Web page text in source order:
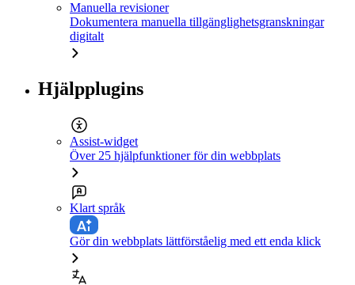
Manuella revisioner
Dokumentera manuella tillgänglighetsgranskningar
digitalt
Hjälpplugins
Assist-widget
Över 25 hjälpfunktioner för din webbplats
Klart språk
Gör din webbplats lättförståelig med ett enda klick